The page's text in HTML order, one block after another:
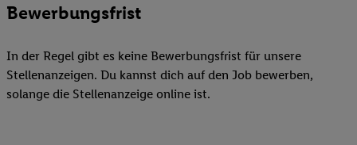
Bewerbungsfrist
In der Regel gibt es keine Bewerbungsfrist für unsere
Stellenanzeigen. Du kannst dich auf den Job bewerben,
solange die Stellenanzeige online ist.